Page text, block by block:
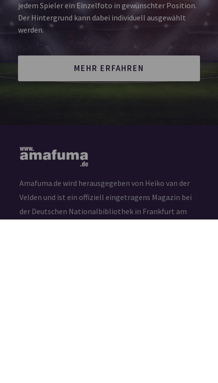
jedem Spieler ein Einzelfoto in gewünschter Position.
Der Hintergrund kann dabei individuell ausgewählt
werden.
MEHR ERFAHREN
Amafuma.de wird herausgegeben von Heiko van der
Velden und ist ein offiziell eingetragens Magazin bei
der Deutschen Nationalbibliothek in Frankfurt am